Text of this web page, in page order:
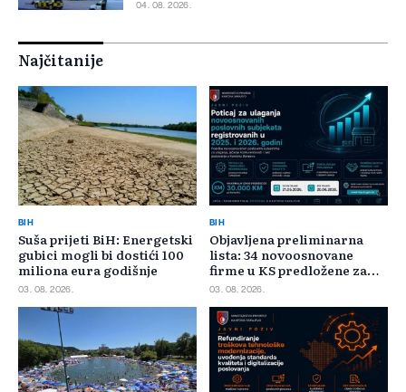
04. 08. 2026.
Najčitanije
BIH
Suša prijeti BiH: Energetski
gubici mogli bi dostići 100
miliona eura godišnje
03. 08. 2026.
BIH
Objavljena preliminarna
lista: 34 novoosnovane
firme u KS predložene za
400.000 KM poticaja
03. 08. 2026.